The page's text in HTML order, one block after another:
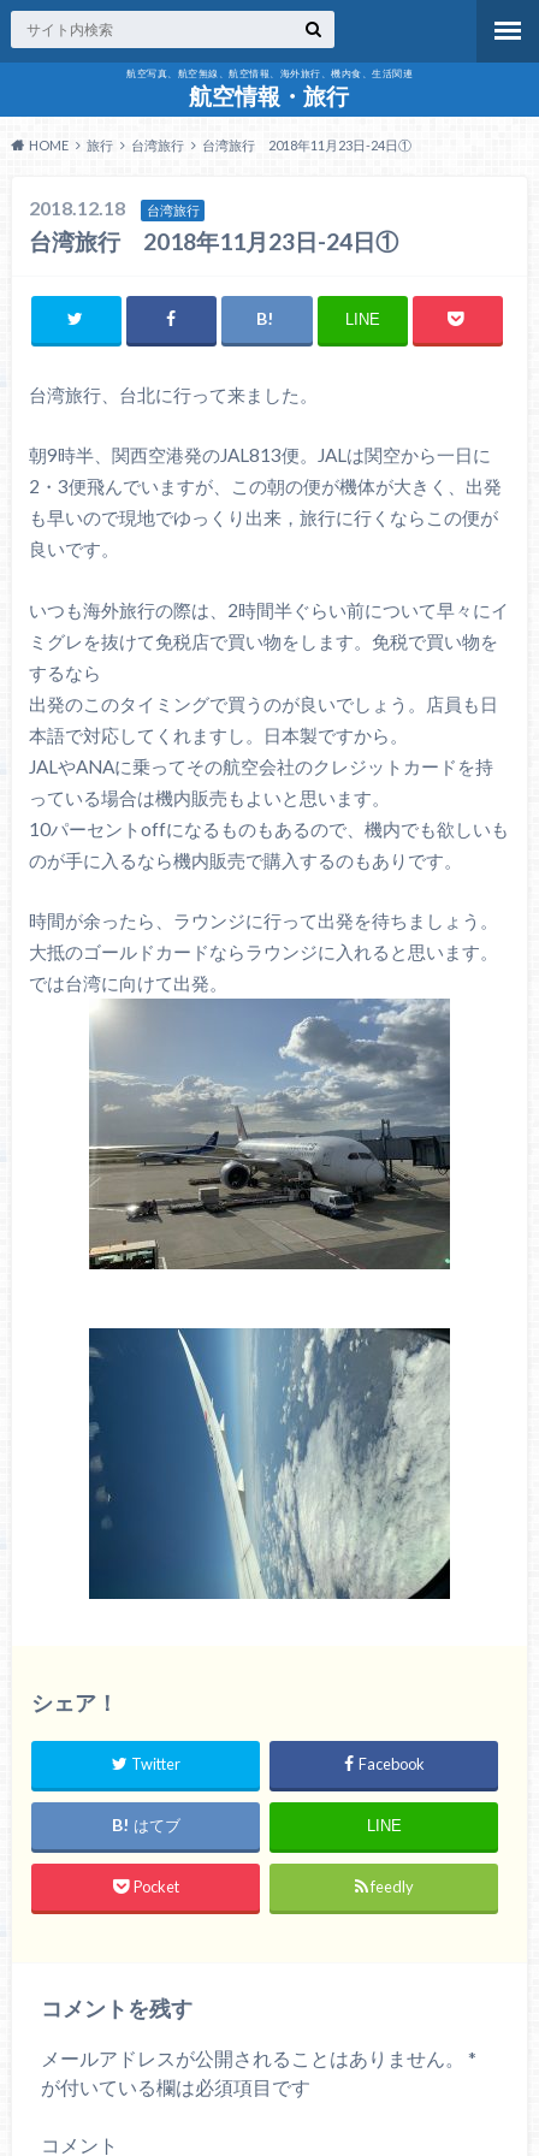
航空写真、航空無線、航空情報、海外旅行、機内食、生活関連
航空情報・旅行
HOME 旅行 台湾旅行 台湾旅行 2018年11月23日-24日①
2018.12.18 台湾旅行
台湾旅行 2018年11月23日-24日①
LINE
台湾旅行、台北に行って来ました。
朝9時半、関西空港発のJAL813便。JALは関空から一日に
2・3便飛んでいますが、この朝の便が機体が大きく、出発
も早いので現地でゆっくり出来，旅行に行くならこの便が
良いです。
いつも海外旅行の際は、2時間半ぐらい前について早々にイ
ミグレを抜けて免税店で買い物をします。免税で買い物を
するなら
出発のこのタイミングで買うのが良いでしょう。店員も日
本語で対応してくれますし。日本製ですから。
JALやANAに乗ってその航空会社のクレジットカードを持
っている場合は機内販売もよいと思います。
10パーセントoffになるものもあるので、機内でも欲しいも
のが手に入るなら機内販売で購入するのもありです。
時間が余ったら、ラウンジに行って出発を待ちましょう。
大抵のゴールドカードならラウンジに入れると思います。
では台湾に向けて出発。
シェア！
Twitter Facebook
はてブ LINE
Pocket feedly
コメントを残す
メールアドレスが公開されることはありません。
*
が付いている欄は必須項目です
コメント